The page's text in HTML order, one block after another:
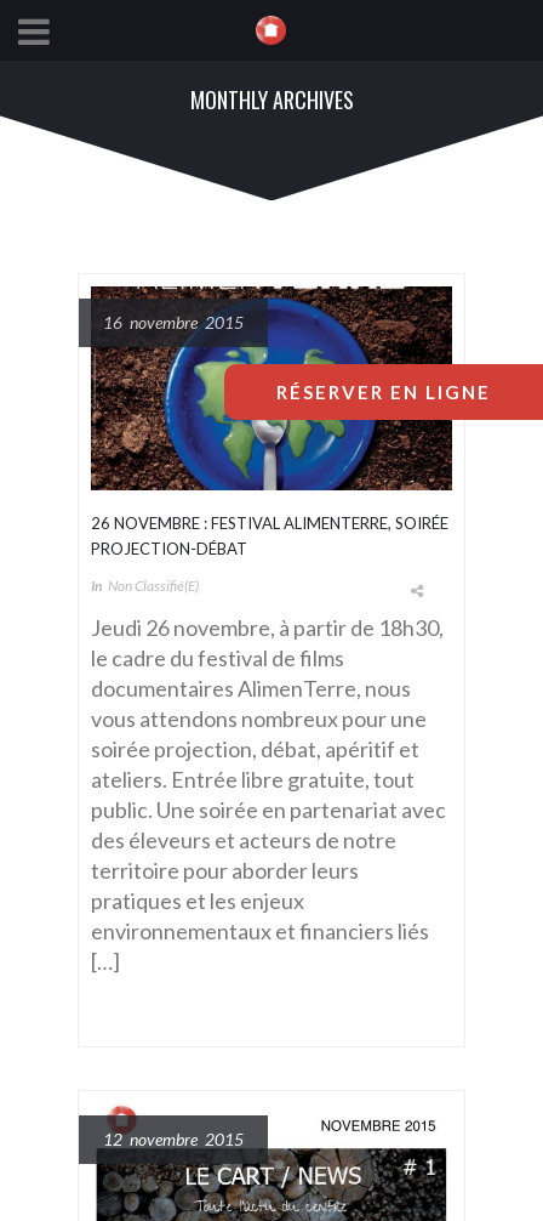
MONTHLY ARCHIVES
16 novembre 2015
26 NOVEMBRE : FESTIVAL ALIMENTERRE, SOIRÉE
PROJECTION-DÉBAT
In Non Classifié(e)
Jeudi 26 novembre, à partir de 18h30,
le cadre du festival de films
documentaires AlimenTerre, nous
vous attendons nombreux pour une
soirée projection, débat, apéritif et
ateliers. Entrée libre gratuite, tout
public. Une soirée en partenariat avec
des éleveurs et acteurs de notre
territoire pour aborder leurs
pratiques et les enjeux
environnementaux et financiers liés
[…]
12 novembre 2015
RÉSERVER EN LIGNE